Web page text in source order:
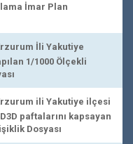
İmar Plan
İli Yakutiye
1/1000 Ölçekli
ili Yakutiye ilçesi
paftalarını kapsayan
Dosyası